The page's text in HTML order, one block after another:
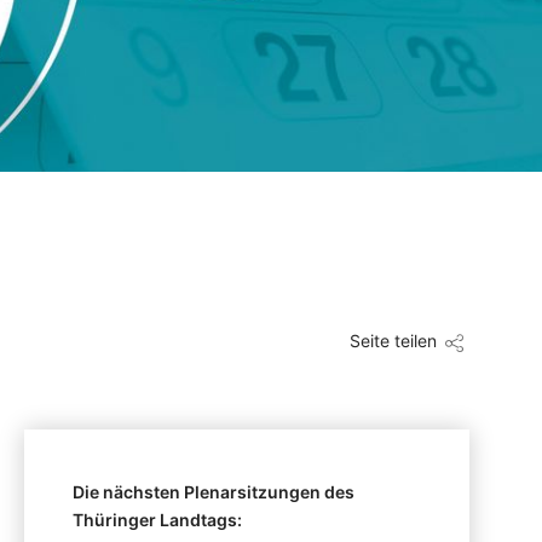
Seite teilen
Die nächsten Plenarsitzungen des
Thüringer Landtags: